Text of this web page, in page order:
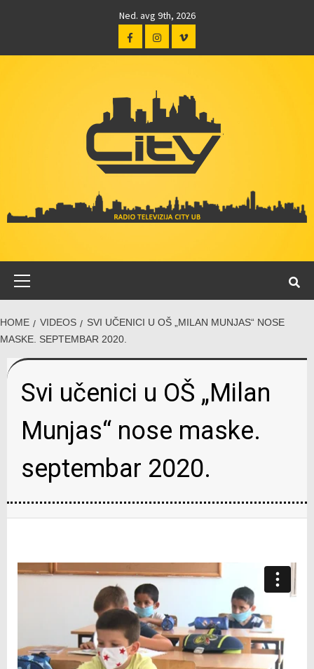
Ned. avg 9th, 2026
HOME VIDEOS
SVI UČENICI U OŠ „MILAN MUNJAS“ NOSE
MASKE. SEPTEMBAR 2020.
Svi učenici u OŠ „Milan
Munjas“ nose maske.
septembar 2020.